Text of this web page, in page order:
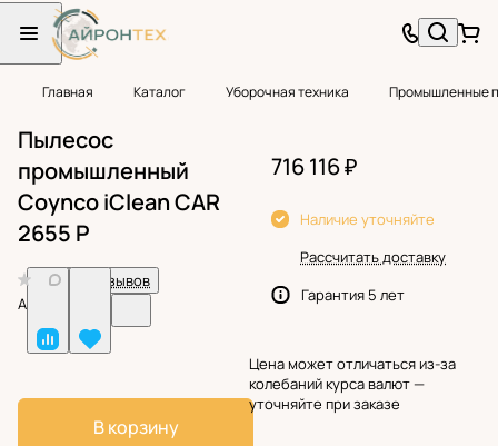
Главная Каталог Уборочная техника Промышленные
Пылесос
промышленный
Coynco iClean CAR
2655 P
Нет отзывов
Арт.
В корзину
716 116 ₽
Наличие уточняйте
Рассчитать доставку
Гарантия 5 лет
Цена может отличаться из-за
колебаний курса валют —
уточняйте при заказе